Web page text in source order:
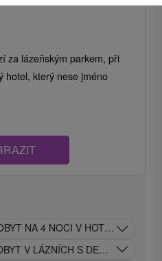
za lázeňským parkem, při
hotel, který nese jméno
NA 4 NOCI V HOTELU
V LÁZNÍCH S DENNÍM